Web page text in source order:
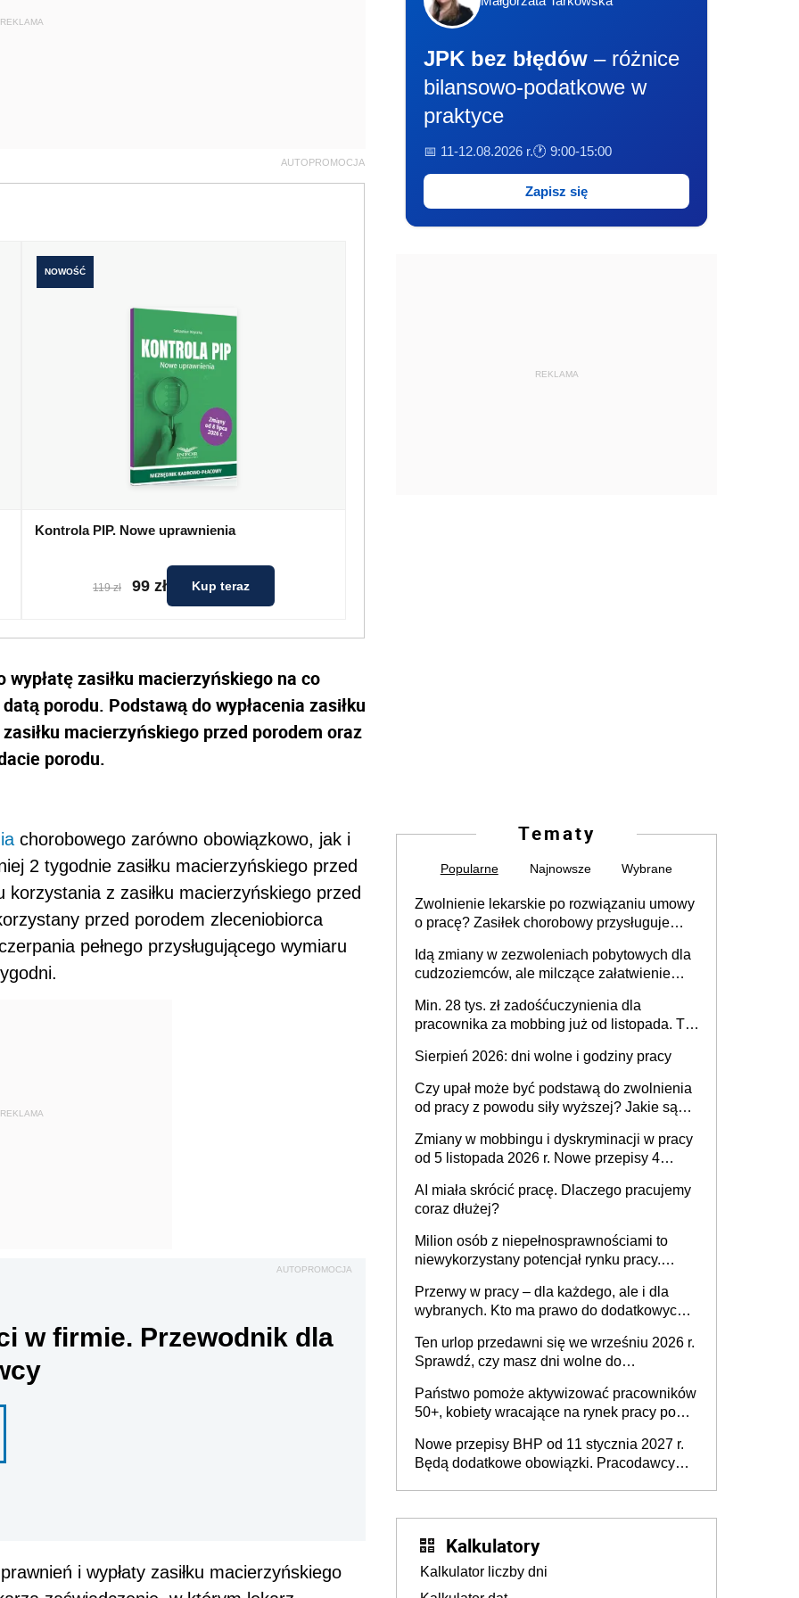
REKLAMA
AUTOPROMOCJA
NOWOŚĆ
Kontrola PIP. Nowe uprawnienia
119 zł 99 zł Kup teraz
zasiłku macierzyńskiego na co
porodu. Podstawą do wypłacenia zasiłku
macierzyńskiego przed porodem oraz
porodu.
chorobowego zarówno obowiązkowo, jak i
2 tygodnie zasiłku macierzyńskiego przed
z zasiłku macierzyńskiego przed
przed porodem zleceniobiorca
pełnego przysługującego wymiaru
REKLAMA
AUTOPROMOCJA
w firmie. Przewodnik dla
i wypłaty zasiłku macierzyńskiego
JPK bez błędów – różnice
bilansowo-podatkowe w
praktyce
📅 11-12.08.2026 r.🕐 9:00-15:00
Zapisz się
REKLAMA
Tematy
Popularne Najnowsze Wybrane
Zwolnienie lekarskie po rozwiązaniu umowy
o pracę? Zasiłek chorobowy przysługuje
dni od ustania stosunku pracy
Idą zmiany w zezwoleniach pobytowych dla
cudzoziemców, ale milczące załatwienie
Min. 28 tys. zł zadośćuczynienia dla
pracownika za mobbing już od listopada. To
zespołu
Sierpień 2026: dni wolne i godziny pracy
Czy upał może być podstawą do zwolnienia
od pracy z powodu siły wyższej? Jakie są
Zmiany w mobbingu i dyskryminacji w pracy
od 5 listopada 2026 r. Nowe przepisy 4
Ustaw
AI miała skrócić pracę. Dlaczego pracujemy
coraz dłużej?
Milion osób z niepełnosprawnościami to
niewykorzystany potencjał rynku pracy.
dofinansowań czy refundacji, ale bariery po
stronie systemu i świadomości
pracodawców [WYWIAD]
Przerwy w pracy – dla każdego, ale i dla
wybranych. Kto ma prawo do dodatkowych
Ten urlop przedawni się we wrześniu 2026 r.
Sprawdź, czy masz dni wolne do
Państwo pomoże aktywizować pracowników
50+, kobiety wracające na rynek pracy po
osoby neuroatypowe. Powstanie Fundusz
na rzecz Inkluzywności w Zatrudnianiu?
Nowe przepisy BHP od 11 stycznia 2027 r.
Będą dodatkowe obowiązki. Pracodawcy
Kalkulatory
Kalkulator liczby dni